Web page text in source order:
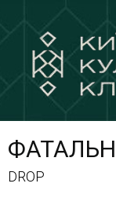
DROP